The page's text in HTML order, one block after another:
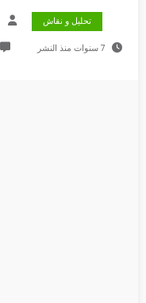
تحليل و نقاش
7 سنوات منذ النشر